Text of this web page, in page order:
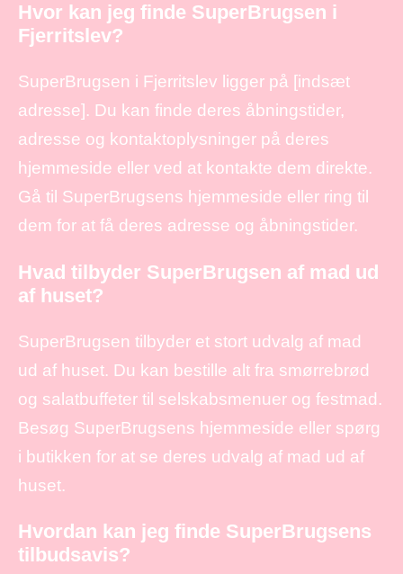
Hvor kan jeg finde SuperBrugsen i
Fjerritslev?
SuperBrugsen i Fjerritslev ligger på [indsæt
adresse]. Du kan finde deres åbningstider,
adresse og kontaktoplysninger på deres
hjemmeside eller ved at kontakte dem direkte.
Gå til SuperBrugsens hjemmeside eller ring til
dem for at få deres adresse og åbningstider.
Hvad tilbyder SuperBrugsen af mad ud
af huset?
SuperBrugsen tilbyder et stort udvalg af mad
ud af huset. Du kan bestille alt fra smørrebrød
og salatbuffeter til selskabsmenuer og festmad.
Besøg SuperBrugsens hjemmeside eller spørg
i butikken for at se deres udvalg af mad ud af
huset.
Hvordan kan jeg finde SuperBrugsens
tilbudsavis?